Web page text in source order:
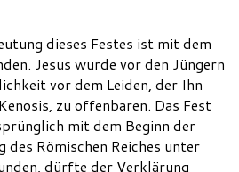
dieses Festes ist mit dem
Jesus wurde vor den Jüngern
vor dem Leiden, der Ihn
zu offenbaren. Das Fest
mit dem Beginn der
des Römischen Reiches unter
dürfte der Verklärung